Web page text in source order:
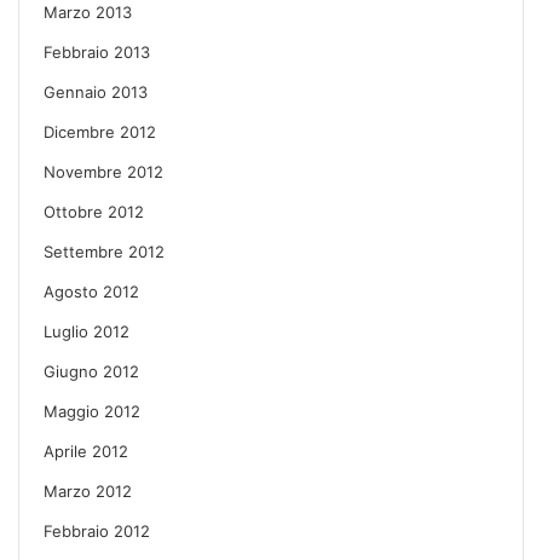
Marzo 2013
Febbraio 2013
Gennaio 2013
Dicembre 2012
Novembre 2012
Ottobre 2012
Settembre 2012
Agosto 2012
Luglio 2012
Giugno 2012
Maggio 2012
Aprile 2012
Marzo 2012
Febbraio 2012